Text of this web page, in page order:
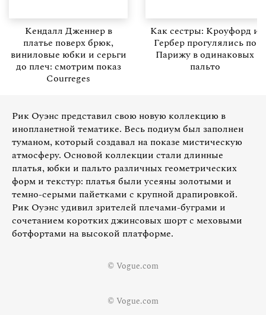
Кендалл Дженнер в
платье поверх брюк,
виниловые юбки и серьги
до плеч: смотрим показ
Courreges
Как сестры: Кроуфорд и
Гербер прогулялись по
Парижу в одинаковых
пальто
Рик Оуэнс представил свою новую коллекцию в
инопланетной тематике. Весь подиум был заполнен
туманом, который создавал на показе мистическую
атмосферу. Основой коллекции стали длинные
платья, юбки и пальто различных геометрических
форм и текстур: платья были усеяны золотыми и
темно-серыми пайетками с крупной драпировкой.
Рик Оуэнс удивил зрителей плечами-буграми и
сочетанием коротких джинсовых шорт с меховыми
ботфортами на высокой платформе.
© Vogue.com
© Vogue.com